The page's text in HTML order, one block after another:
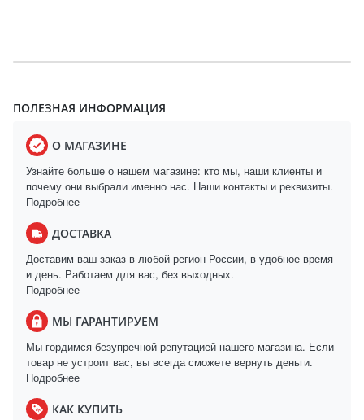
ПОЛЕЗНАЯ ИНФОРМАЦИЯ
О МАГАЗИНЕ
Узнайте больше о нашем магазине: кто мы, наши клиенты и
почему они выбрали именно нас. Наши контакты и реквизиты.
Подробнее
ДОСТАВКА
Доставим ваш заказ в любой регион России, в удобное время
и день. Работаем для вас, без выходных.
Подробнее
МЫ ГАРАНТИРУЕМ
Мы гордимся безупречной репутацией нашего магазина. Если
товар не устроит вас, вы всегда сможете вернуть деньги.
Подробнее
КАК КУПИТЬ